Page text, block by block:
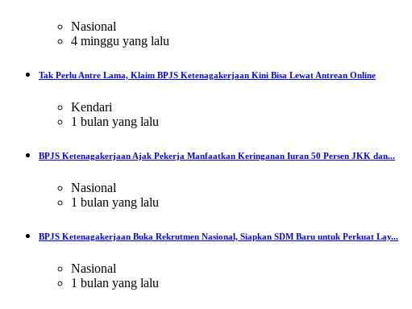
Nasional
4 minggu yang lalu
Tak Perlu Antre Lama, Klaim BPJS Ketenagakerjaan Kini Bisa Lewat Antrean Online
Kendari
1 bulan yang lalu
BPJS Ketenagakerjaan Ajak Pekerja Manfaatkan Keringanan Iuran 50 Persen JKK dan...
Nasional
1 bulan yang lalu
BPJS Ketenagakerjaan Buka Rekrutmen Nasional, Siapkan SDM Baru untuk Perkuat Lay...
Nasional
1 bulan yang lalu